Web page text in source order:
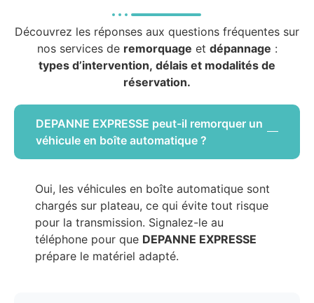
Découvrez les réponses aux questions fréquentes sur
nos services de remorquage et dépannage :
types d’intervention, délais et modalités de
réservation.
DEPANNE EXPRESSE peut-il remorquer un
véhicule en boîte automatique ?
Oui, les véhicules en boîte automatique sont
chargés sur plateau, ce qui évite tout risque
pour la transmission. Signalez-le au
téléphone pour que DEPANNE EXPRESSE
prépare le matériel adapté.